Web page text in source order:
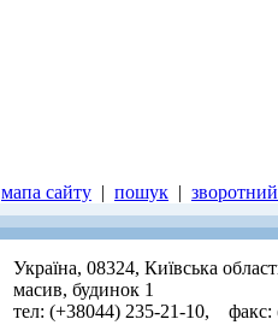
мапа сайту | пошук |
Україна, 08324, Київська
масив, будинок 1
тел: (+38044) 235-21-10, факс: